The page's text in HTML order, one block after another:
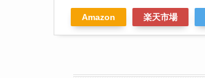
Amazon 楽天市場